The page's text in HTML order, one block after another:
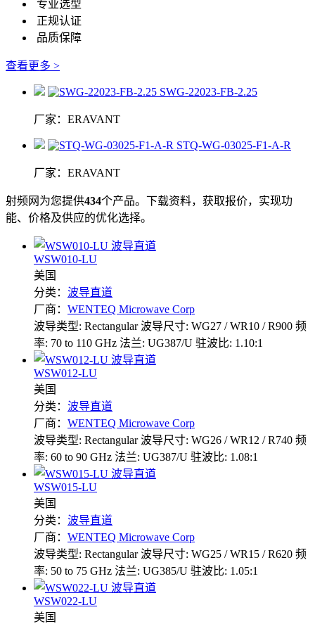
专业选型
正规认证
品质保障
查看更多 >
SWG-22023-FB-2.25
厂家：ERAVANT
STQ-WG-03025-F1-A-R
厂家：ERAVANT
射频网为您提供434个产品。下载资料，获取报价，实现功
能、价格及供应的优化选择。
WSW010-LU
美国
分类： 波导直道
厂商： WENTEQ Microwave Corp
波导类型: Rectangular波导尺寸: WG27 / WR10 / R900 频
率: 70 to 110 GHz 法兰: UG387/U 驻波比: 1.10:1
WSW012-LU
美国
分类： 波导直道
厂商： WENTEQ Microwave Corp
波导类型: Rectangular波导尺寸: WG26 / WR12 / R740 频
率: 60 to 90 GHz 法兰: UG387/U 驻波比: 1.08:1
WSW015-LU
美国
分类： 波导直道
厂商： WENTEQ Microwave Corp
波导类型: Rectangular波导尺寸: WG25 / WR15 / R620 频
率: 50 to 75 GHz 法兰: UG385/U 驻波比: 1.05:1
WSW022-LU
美国